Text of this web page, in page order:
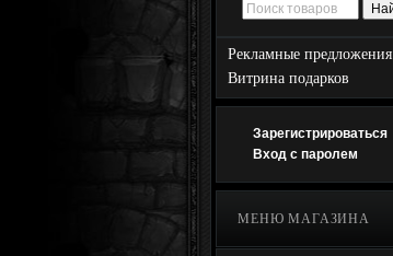
Рекламные предложения
Витрина подарков
Зарегистрироваться
Вход с паролем
МЕНЮ МАГАЗИНА